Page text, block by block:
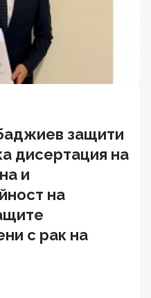
защити
дисертация на
и
на
с рак на